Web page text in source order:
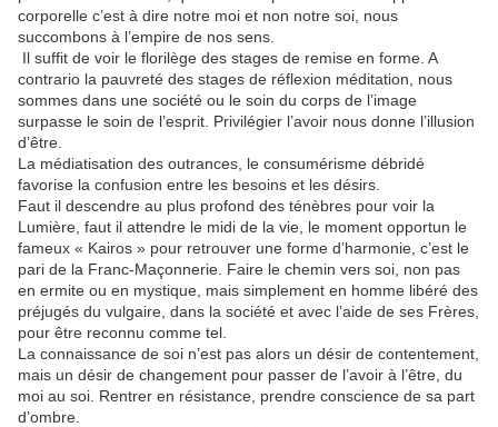
corporelle c’est à dire notre moi et non notre soi, nous
succombons à l’empire de nos sens.
Il suffit de voir le florilège des stages de remise en forme. A
contrario la pauvreté des stages de réflexion méditation, nous
sommes dans une société ou le soin du corps de l’image
surpasse le soin de l’esprit. Privilégier l’avoir nous donne l’illusion
d’être.
La médiatisation des outrances, le consumérisme débridé
favorise la confusion entre les besoins et les désirs.
Faut il descendre au plus profond des ténèbres pour voir la
Lumière, faut il attendre le midi de la vie, le moment opportun le
fameux « Kairos » pour retrouver une forme d’harmonie, c’est le
pari de la Franc-Maçonnerie. Faire le chemin vers soi, non pas
en ermite ou en mystique, mais simplement en homme libéré des
préjugés du vulgaire, dans la société et avec l’aide de ses Frères,
pour être reconnu comme tel.
La connaissance de soi n’est pas alors un désir de contentement,
mais un désir de changement pour passer de l’avoir à l’être, du
moi au soi. Rentrer en résistance, prendre conscience de sa part
d’ombre.